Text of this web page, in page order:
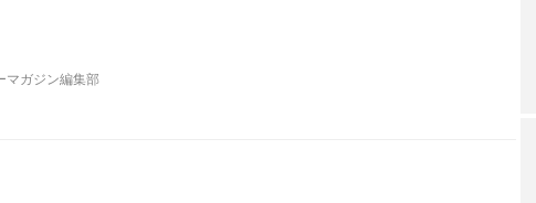
マガジン編集部